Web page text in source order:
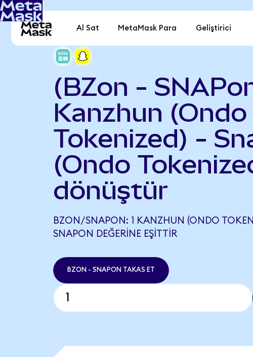
Al Sat MetaMask Para Geliştirici
(BZon -
Kanzhun (Ondo
Tokenized) -
(Ondo
dönüştür
BZON/SNAPON: 1 KANZHUN (ONDO
SNAPON DEĞERINE EŞITTIR
BZON - SNAPON TAKAS ET